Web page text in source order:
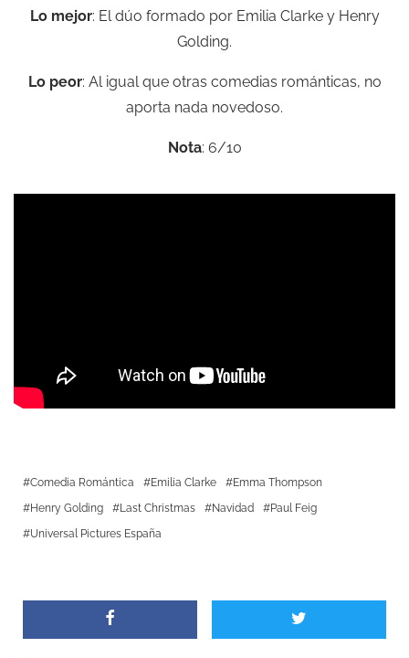
Lo mejor: El dúo formado por Emilia Clarke y Henry
Golding.
Lo peor: Al igual que otras comedias románticas, no
aporta nada novedoso.
Nota: 6/10
Comedia Romántica Emilia Clarke
Emma Thompson
Henry Golding
Last Christmas Navidad
Paul Feig
Universal Pictures España